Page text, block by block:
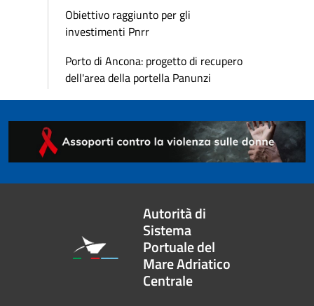
Obiettivo raggiunto per gli
investimenti Pnrr
Porto di Ancona: progetto di recupero
dell'area della portella Panunzi
Autorità di
Sistema
Portuale del
Mare Adriatico
Centrale